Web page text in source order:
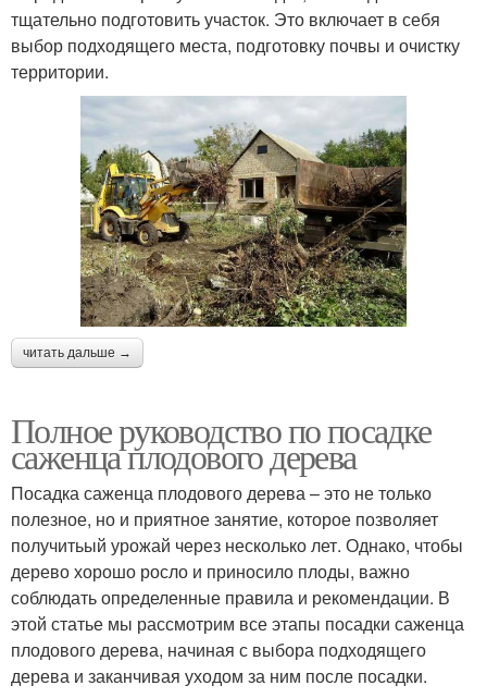
тщательно подготовить участок. Это включает в себя
выбор подходящего места, подготовку почвы и очистку
территории.
читать дальше →
Полное руководство по посадке
саженца плодового дерева
Посадка саженца плодового дерева – это не только
полезное, но и приятное занятие, которое позволяет
получитьый урожай через несколько лет. Однако, чтобы
дерево хорошо росло и приносило плоды, важно
соблюдать определенные правила и рекомендации. В
этой статье мы рассмотрим все этапы посадки саженца
плодового дерева, начиная с выбора подходящего
дерева и заканчивая уходом за ним после посадки.